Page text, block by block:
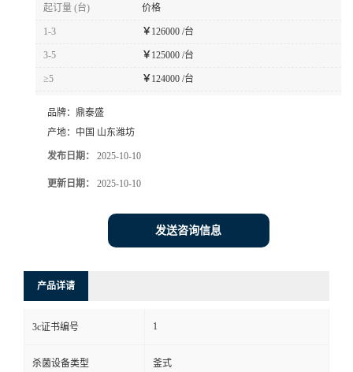
起订量 (台) 价格
1-3 ￥ 126000 /台
3-5 ￥ 125000 /台
≥5 ￥ 124000 /台
品牌： 鼎泰盛
产地： 中国 山东潍坊
发布日期： 2025-10-10
更新日期： 2025-10-10
发送咨询信息
产品详请
3c证书编号 1
杀菌设备类型 釜式